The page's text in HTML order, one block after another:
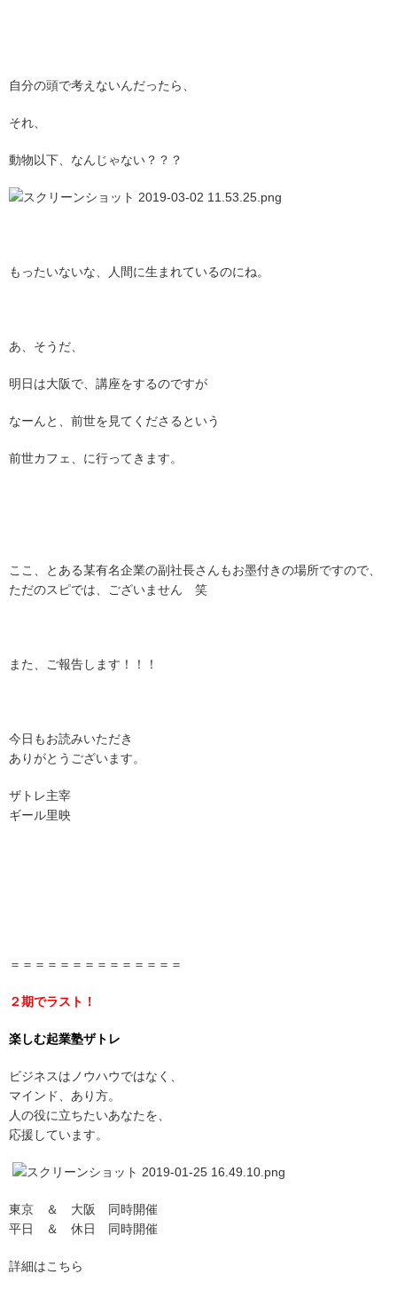
自分の頭で考えないんだったら、
それ、
動物以下、なんじゃない？？？
もったいないな、人間に生まれているのにね。
あ、そうだ、
明日は大阪で、講座をするのですが
なーんと、前世を見てくださるという
前世カフェ、に行ってきます。
ここ、とある某有名企業の副社長さんもお墨付きの場所ですので、
ただのスピでは、ございません 笑
また、ご報告します！！！
今日もお読みいただき
ありがとうございます。
ザトレ主宰
ギール里映
＝＝＝＝＝＝＝＝＝＝＝＝＝＝
２期でラスト！
楽しむ起業塾ザトレ
ビジネスはノウハウではなく、
マインド、あり方。
人の役に立ちたいあなたを、
応援しています。
東京 ＆ 大阪 同時開催
平日 ＆ 休日 同時開催
詳細はこちら